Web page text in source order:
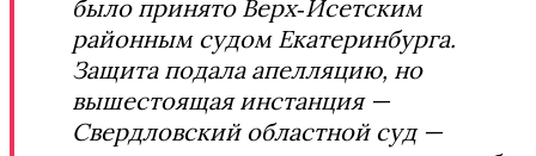
было принято Верх‑Исетским
районным судом Екатеринбурга.
Защита подала апелляцию, но
вышестоящая инстанция —
Свердловский областной суд —